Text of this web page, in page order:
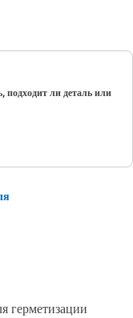
подходит ли деталь или
герметизации